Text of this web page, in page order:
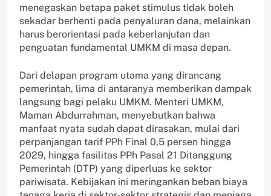
menegaskan betapa paket stimulus tidak boleh
sekadar berhenti pada penyaluran dana, melainkan
harus berorientasi pada keberlanjutan dan
penguatan fundamental UMKM di masa depan.
Dari delapan program utama yang dirancang
pemerintah, lima di antaranya memberikan dampak
langsung bagi pelaku UMKM. Menteri UMKM,
Maman Abdurrahman, menyebutkan bahwa
manfaat nyata sudah dapat dirasakan, mulai dari
perpanjangan tarif PPh Final 0,5 persen hingga
2029, hingga fasilitas PPh Pasal 21 Ditanggung
Pemerintah (DTP) yang diperluas ke sektor
pariwisata. Kebijakan ini meringankan beban biaya